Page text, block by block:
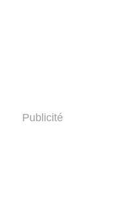
Publicité